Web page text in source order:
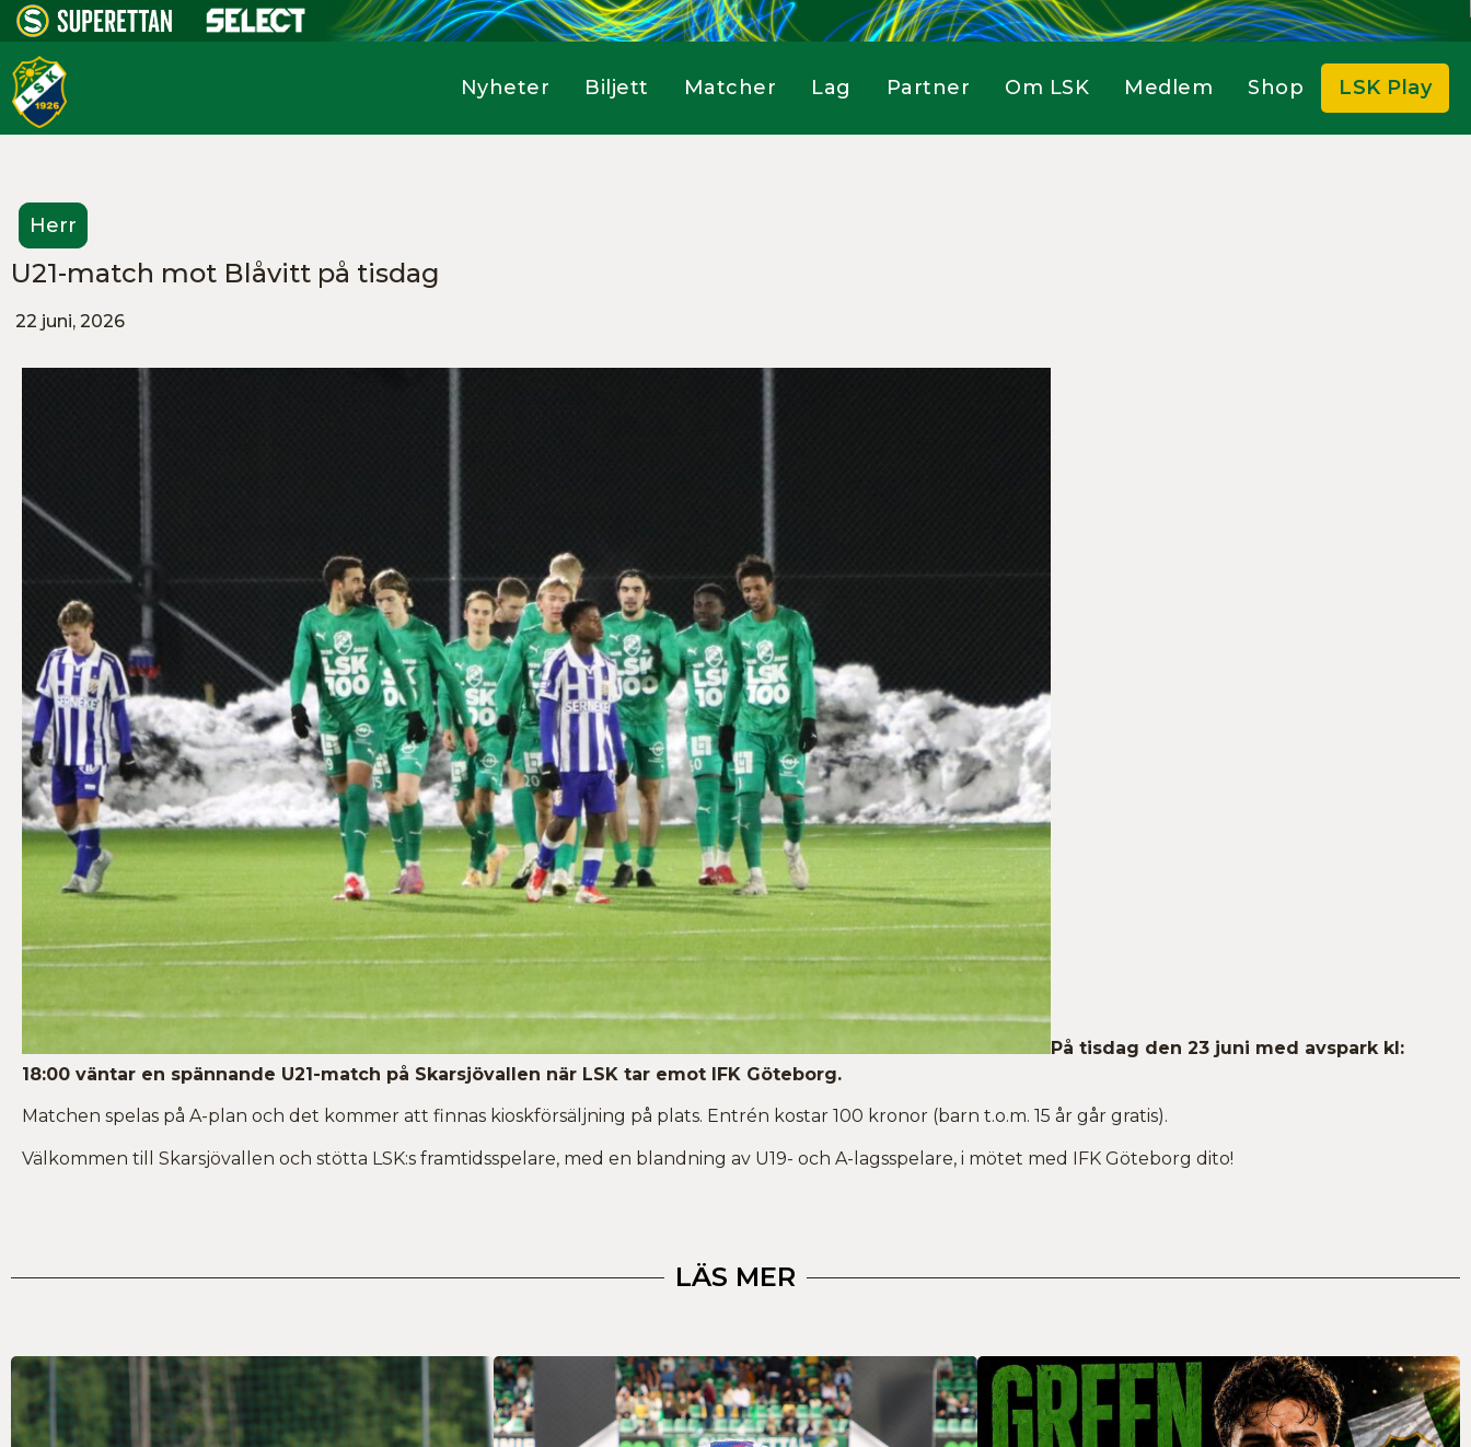
Nyheter Biljett Matcher Lag Partner Om LSK Medlem Shop LSK Play
Herr
U21-match mot Blåvitt på tisdag
22 juni, 2026
På tisdag den 23 juni med avspark kl:
18:00 väntar en spännande U21-match på Skarsjövallen när LSK tar emot IFK Göteborg.
Matchen spelas på A-plan och det kommer att finnas kioskförsäljning på plats. Entrén kostar 100 kronor (barn t.o.m. 15 år går gratis).
Välkommen till Skarsjövallen och stötta LSK:s framtidsspelare, med en blandning av U19- och A-lagsspelare, i mötet med IFK Göteborg dito!
LÄS MER